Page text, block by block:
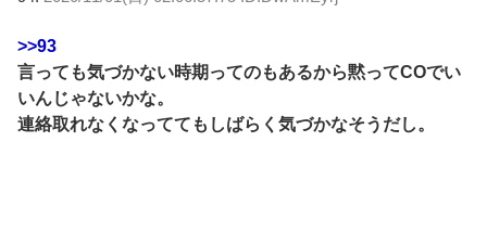
>>93
言っても気づかない時期ってのもあるから黙ってCOでい
いんじゃないかな。
連絡取れなくなっててもしばらく気づかなそうだし。